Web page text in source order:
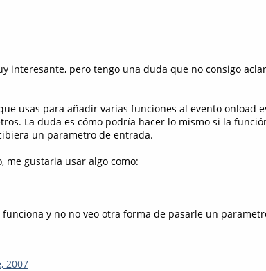
interesante, pero tengo una duda que no consigo
usas para añadir varias funciones al evento onload
La duda es cómo podría hacer lo mismo si la
un parametro de entrada.
me gustaria usar algo como:
y no no veo otra forma de pasarle un
2007